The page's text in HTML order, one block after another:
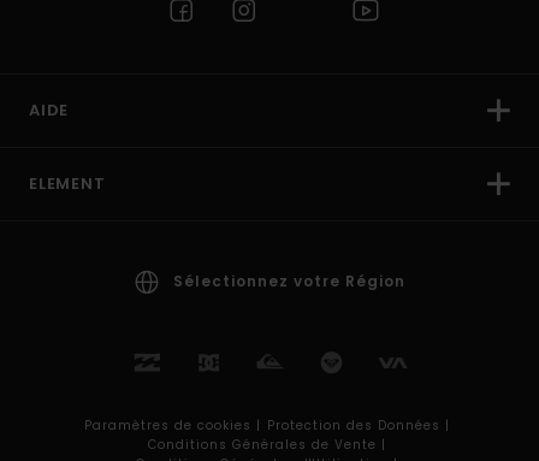
AIDE
ELEMENT
Sélectionnez votre Région
Paramètres de cookies | Protection des Données |
Conditions Générales de Vente |